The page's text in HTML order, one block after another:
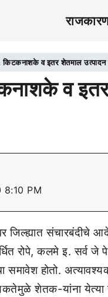
व इतर शेतमाल उत्पादन
व
8:10 PM
जिल्ह्यात
रोपे, कलमे इ. सर्व जे
समावेश होतो.
शेतक-यांना